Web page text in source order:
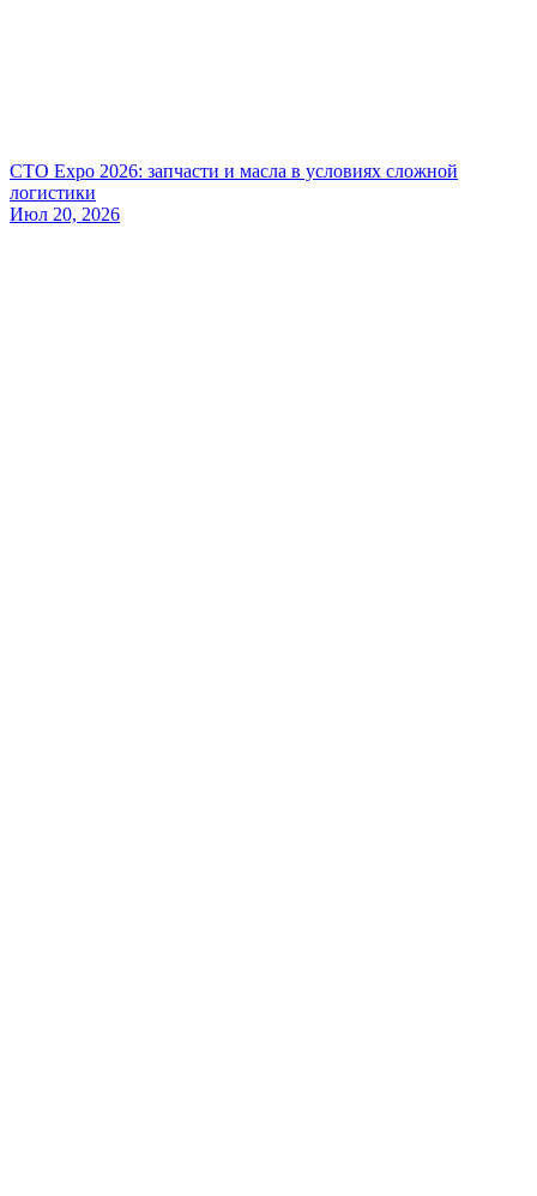
СТО Expo 2026: запчасти и масла в условиях сложной
логистики
Июл 20, 2026